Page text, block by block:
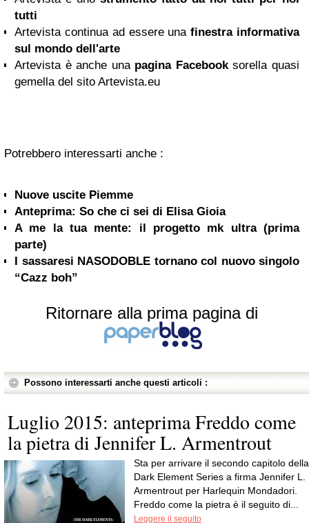
tutti
Artevista continua ad essere unafinestra informativa
sul mondo dell'arte
Artevista è anche una pagina Facebooksorella quasi
gemella del sito Artevista.eu
Potrebbero interessarti anche :
Nuove uscite Piemme
Anteprima: So che ci sei di Elisa Gioia
A me la tua mente: il progetto mk ultra (prima
parte)
I sassaresi NASODOBLE tornano col nuovo singolo
“Cazz boh”
Ritornare alla prima pagina di
Possono interessarti anche questi articoli :
Luglio 2015: anteprima Freddo come
la pietra di Jennifer L. Armentrout
Sta per arrivare il secondo capitolo della
Dark Element Series a firma Jennifer L.
Armentrout per Harlequin Mondadori.
Freddo come la pietra è il seguito di...
Leggere il seguito